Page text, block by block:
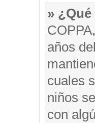
» ¿Qué
años
cuales
niños
con